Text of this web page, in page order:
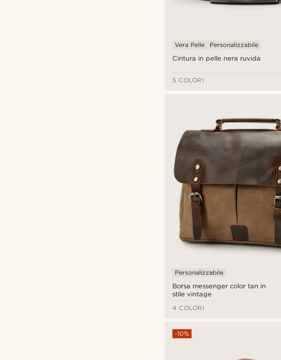
Cintura in pelle nera ruvida
Vera Pelle Personalizzabile
5 COLORI
Borsa messenger color tan in
stile vintage
Personalizzabile
4 COLORI
-10%